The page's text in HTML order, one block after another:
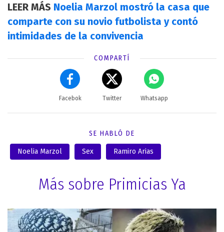
LEER MÁS Noelia Marzol mostró la casa que
comparte con su novio futbolista y contó
intimidades de la convivencia
COMPARTÍ
Facebok Twitter Whatsapp
SE HABLÓ DE
Noelia Marzol Sex Ramiro Arias
Más sobre Primicias Ya